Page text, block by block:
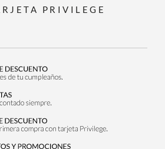
PRIVILEGE